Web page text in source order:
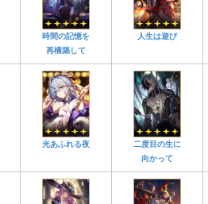
時間の記憶を
再構築して
人生は遊び
光あふれる夜
二度目の生に
向かって